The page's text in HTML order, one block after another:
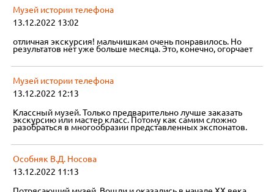
Музей истории телефона
13.12.2022 13:02
отличная экскурсия! мальчишкам очень понравилось. Но
результатов нет уже больше месяца. Это, конечно, огорчает
Музей истории телефона
13.12.2022 12:13
Классный музей. Только предварительно лучше заказать
экскурсию или мастер класс. Потому как самим сложно
разобраться в многообразии представленных экспонатов.
Особняк В.Д. Носова
13.12.2022 11:13